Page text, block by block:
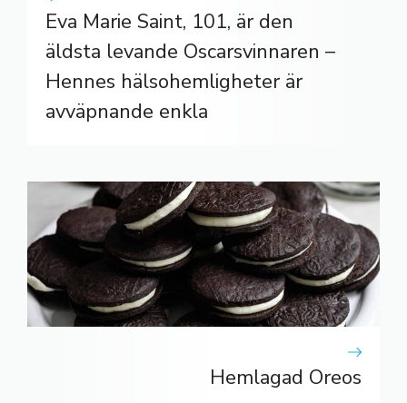
Eva Marie Saint, 101, är den
äldsta levande Oscarsvinnaren –
Hennes hälsohemligheter är
avväpnande enkla
Hemlagad Oreos